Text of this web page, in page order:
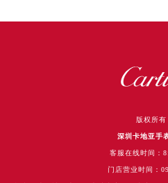
版权所有
深圳卡地亚手
客服在线时间：
门店营业时间：